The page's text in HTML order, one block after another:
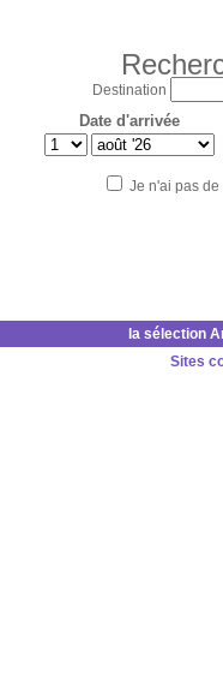
Destination
Date d'arrivée
Je n'ai pas
la sélection
Sites